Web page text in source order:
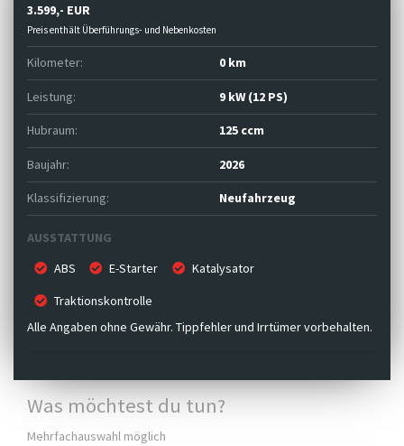
3.599,- EUR
Preis enthält Überführungs- und Nebenkosten
Kilometer: 0 km
Leistung: 9 kW (12 PS)
Hubraum: 125 ccm
Baujahr: 2026
Klassifizierung: Neufahrzeug
AUSSTATTUNG
ABS
E-Starter Katalysator
Traktionskontrolle
Alle Angaben ohne Gewähr. Tippfehler und Irrtümer vorbehalten.
Was möchtest du tun?
Mehrfachauswahl möglich